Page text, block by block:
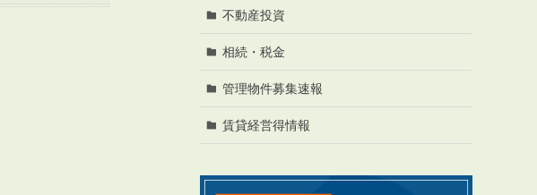
不動産投資
相続・税金
管理物件募集速報
賃貸経営得情報